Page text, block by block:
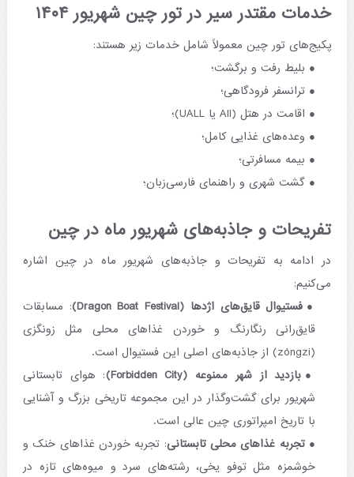
خدمات مقتدر سیر در تور چین شهریور ۱۴۰۴
پکیج‌های تور چین معمولاً شامل خدمات زیر هستند:
بلیط رفت و برگشت؛
ترانسفر فرودگاهی؛
اقامت در هتل (All یا UALL)؛
وعده‌های غذایی کامل؛
بیمه مسافرتی؛
گشت شهری و راهنمای فارسی‌زبان؛
تفریحات و جاذبه‌های شهریور ماه در چین
در ادامه به تفریحات و جاذبه‌های شهریور ماه در چین اشاره
می‌کنیم:
فستیوال قایق‌های اژدها (Dragon Boat Festival)
: مسابقات
قایق‌رانی رنگارنگ و خوردن غذاهای محلی مثل زونگزی
(zòngzi) از جاذبه‌های اصلی این فستیوال است.
بازدید از شهر ممنوعه (Forbidden City)
: هوای تابستانی
شهریور برای گشت‌و‌گذار در این مجموعه تاریخی بزرگ و آشنایی
با تاریخ امپراتوری چین عالی است.
تجربه غذاهای محلی تابستانی: تجربه خوردن غذاهای خنک و
خوشمزه مثل توفو یخی، رشته‌های سرد و میوه‌های تازه در